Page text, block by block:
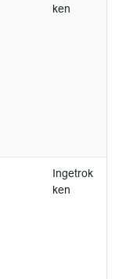
ken
Ingetrok
ken